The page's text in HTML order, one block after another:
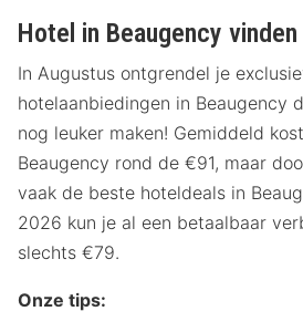
Hotel in Beaugency vinden
In Augustus ontgrendel je
hotelaanbiedingen in Beaugency
nog leuker maken! Gemiddeld
Beaugency rond de €91, maar
vaak de beste hoteldeals in
2026 kun je al een betaalbaar
slechts €79.
Onze tips: